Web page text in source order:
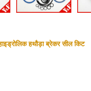
हथौड़ा ब्रेकर सील किट